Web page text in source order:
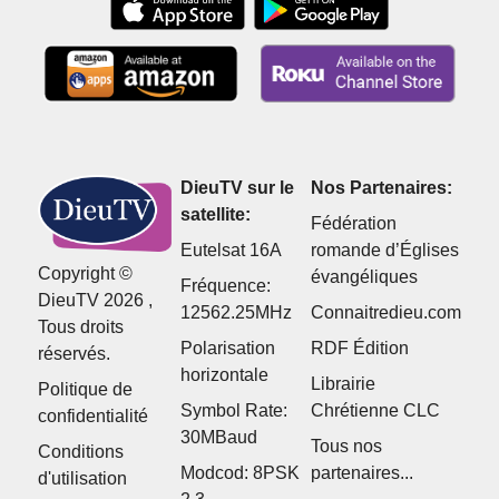
Copyright ©
DieuTV 2026 ,
Tous droits
réservés.
Politique de
confidentialité
Conditions
d'utilisation
DieuTV sur le
satellite:
Eutelsat 16A
Fréquence:
12562.25MHz
Polarisation
horizontale
Symbol Rate:
30MBaud
Modcod: 8PSK
Nos Partenaires:
Fédération
romande d’Églises
évangéliques
Connaitredieu.com
RDF Édition
Librairie
Chrétienne CLC
Tous nos
partenaires...